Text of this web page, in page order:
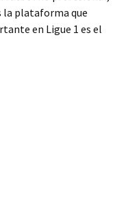
la plataforma que
en Ligue 1 es el